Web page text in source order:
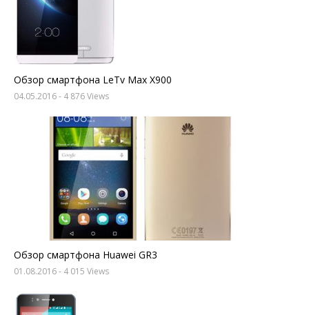
Обзор смартфона LeTv Max X900
04.05.2016- 4 876 Views
Обзор смартфона Huawei GR3
01.08.2016- 4 015 Views